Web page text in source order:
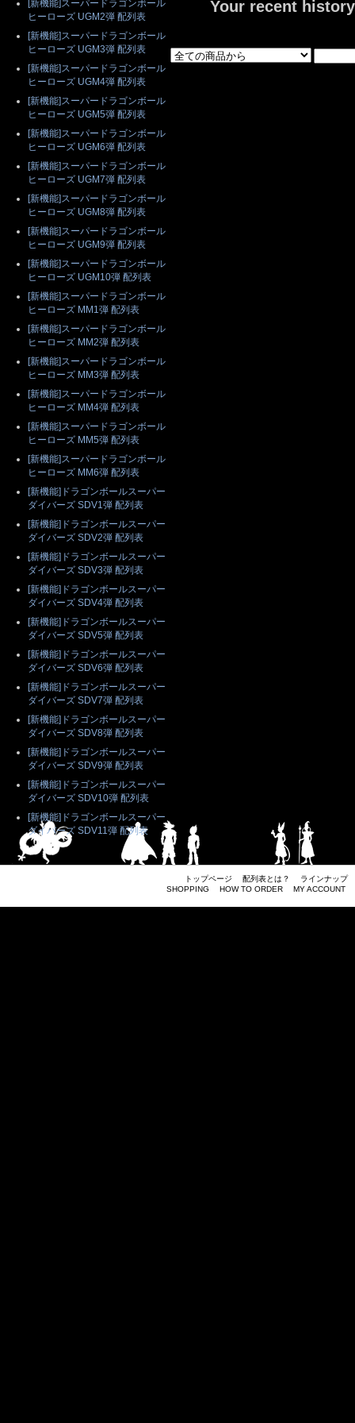
Your recent history
[新機能]スーパードラゴンボール
ヒーローズ UGM2弾 配列表
[新機能]スーパードラゴンボール
ヒーローズ UGM3弾 配列表
[新機能]スーパードラゴンボール
ヒーローズ UGM4弾 配列表
[新機能]スーパードラゴンボール
ヒーローズ UGM5弾 配列表
[新機能]スーパードラゴンボール
ヒーローズ UGM6弾 配列表
[新機能]スーパードラゴンボール
ヒーローズ UGM7弾 配列表
[新機能]スーパードラゴンボール
ヒーローズ UGM8弾 配列表
[新機能]スーパードラゴンボール
ヒーローズ UGM9弾 配列表
[新機能]スーパードラゴンボール
ヒーローズ UGM10弾 配列表
[新機能]スーパードラゴンボール
ヒーローズ MM1弾 配列表
[新機能]スーパードラゴンボール
ヒーローズ MM2弾 配列表
[新機能]スーパードラゴンボール
ヒーローズ MM3弾 配列表
[新機能]スーパードラゴンボール
ヒーローズ MM4弾 配列表
[新機能]スーパードラゴンボール
ヒーローズ MM5弾 配列表
[新機能]スーパードラゴンボール
ヒーローズ MM6弾 配列表
[新機能]ドラゴンボールスーパー
ダイバーズ SDV1弾 配列表
[新機能]ドラゴンボールスーパー
ダイバーズ SDV2弾 配列表
[新機能]ドラゴンボールスーパー
ダイバーズ SDV3弾 配列表
[新機能]ドラゴンボールスーパー
ダイバーズ SDV4弾 配列表
[新機能]ドラゴンボールスーパー
ダイバーズ SDV5弾 配列表
[新機能]ドラゴンボールスーパー
ダイバーズ SDV6弾 配列表
[新機能]ドラゴンボールスーパー
ダイバーズ SDV7弾 配列表
[新機能]ドラゴンボールスーパー
ダイバーズ SDV8弾 配列表
[新機能]ドラゴンボールスーパー
ダイバーズ SDV9弾 配列表
[新機能]ドラゴンボールスーパー
ダイバーズ SDV10弾 配列表
[新機能]ドラゴンボールスーパー
ダイバーズ SDV11弾 配列表
トップページ 配列表とは？
ラインナップ
SHOPPING
HOW TO ORDER MY ACCOUNT